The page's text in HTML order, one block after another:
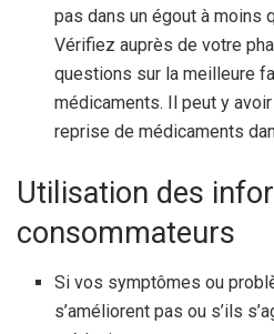
pas dans un égout à moins
Vérifiez auprès de votre
questions sur la meilleure
médicaments. Il peut y
reprise de médicaments
Utilisation des
consommateurs
Si vos symptômes ou
s’améliorent pas ou s’ils